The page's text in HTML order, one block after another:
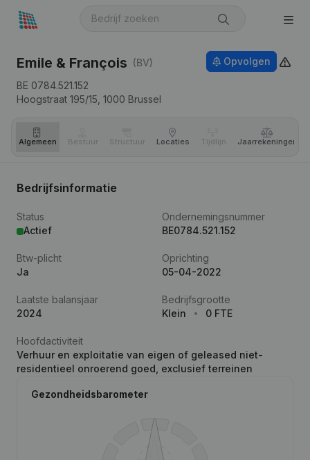
Emile & François (BV)
BE 0784.521.152
Hoogstraat 195/15, 1000 Brussel
Opvolgen
Algemeen Bestuur Structuur Locaties Tijdlijn Jaar­rekeningen
Bedrijfsinformatie
Status
Actief
Ondernemingsnummer
BE0784.521.152
Btw-plicht
Ja
Oprichting
05-04-2022
Laatste balansjaar
2024
Bedrijfsgrootte
Klein
0 FTE
Hoofdactiviteit
Verhuur en exploitatie van eigen of geleased niet-
residentieel onroerend goed, exclusief terreinen
Gezondheidsbarometer